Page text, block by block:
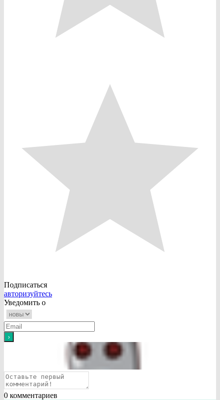
Подписаться
авторизуйтесь
Уведомить о
0 комментариев